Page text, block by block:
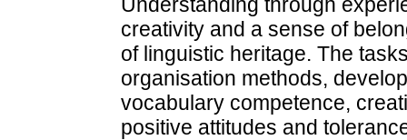
creativity and a sense of
of linguistic heritage. The
organisation methods,
vocabulary competence,
positive attitudes and